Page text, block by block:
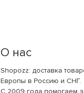
О нас
Shopozz: доставка
Европы в Россию и СНГ.
С 2009 года помогаем